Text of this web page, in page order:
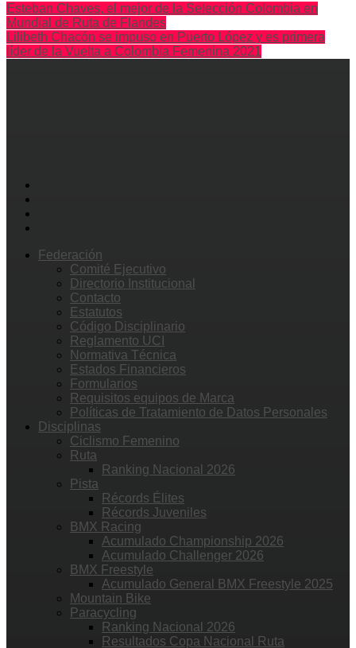
Esteban Chaves, el mejor de la Selección Colombia en
Mundial de Ruta de Flandes
Lilibeth Chacón se impuso en Puerto López y es primera
líder de la Vuelta a Colombia Femenina 2021
Federación
Comité Ejecutivo
Directorio Institucional
Contacto
Estatutos
Código Disciplinario
Reglamento UCI
Normativa Técnica
Estados Financieros
Formularios
Requisitos equipos de Marca
Políticas de Tratamiento de Datos Personales
Disciplinas
Ciclismo Femenino
Ruta
Ranking Nacional 2026
Pista
Récords Élites
Récords Juveniles
BMX Racing
Acumulado Championship 2026
Acumulado Challenger 2026
BMX Freestyle
Acumulado General BMX Freestyle 2025
Mountain Bike
Paracycling
Ranking Nacional 2026
Resultados Copa Nacional Ruta